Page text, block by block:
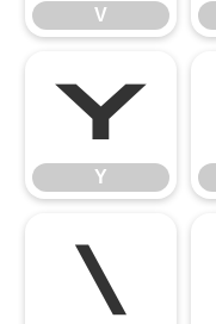
V
Y
Y
\